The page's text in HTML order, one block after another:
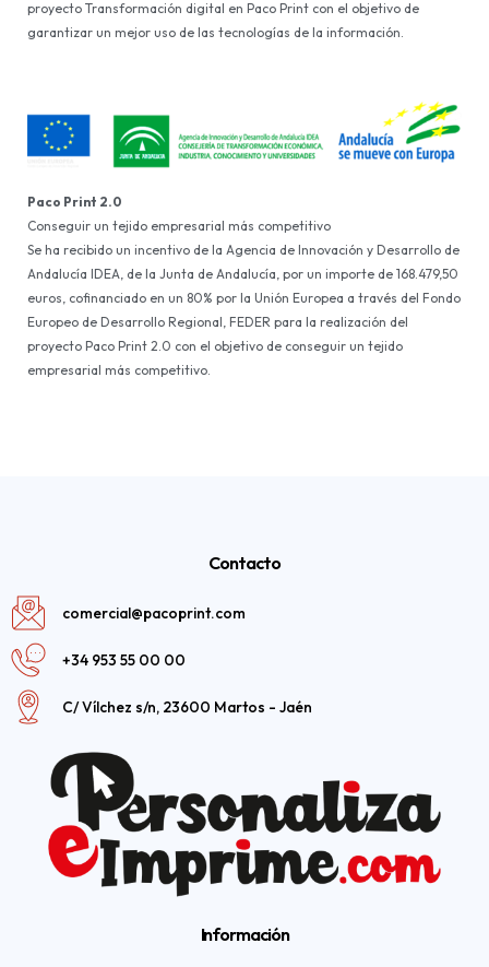
proyecto Transformación digital en Paco Print con el objetivo de
garantizar un mejor uso de las tecnologías de la información.
Paco Print 2.0
Conseguir un tejido empresarial más competitivo
Se ha recibido un incentivo de la Agencia de Innovación y Desarrollo de
Andalucía IDEA, de la Junta de Andalucía, por un importe de 168.479,50
euros, cofinanciado en un 80% por la Unión Europea a través del Fondo
Europeo de Desarrollo Regional, FEDER para la realización del
proyecto Paco Print 2.0 con el objetivo de conseguir un tejido
empresarial más competitivo.
Contacto
comercial@pacoprint.com
+34 953 55 00 00
C/ Vílchez s/n, 23600 Martos - Jaén
Información